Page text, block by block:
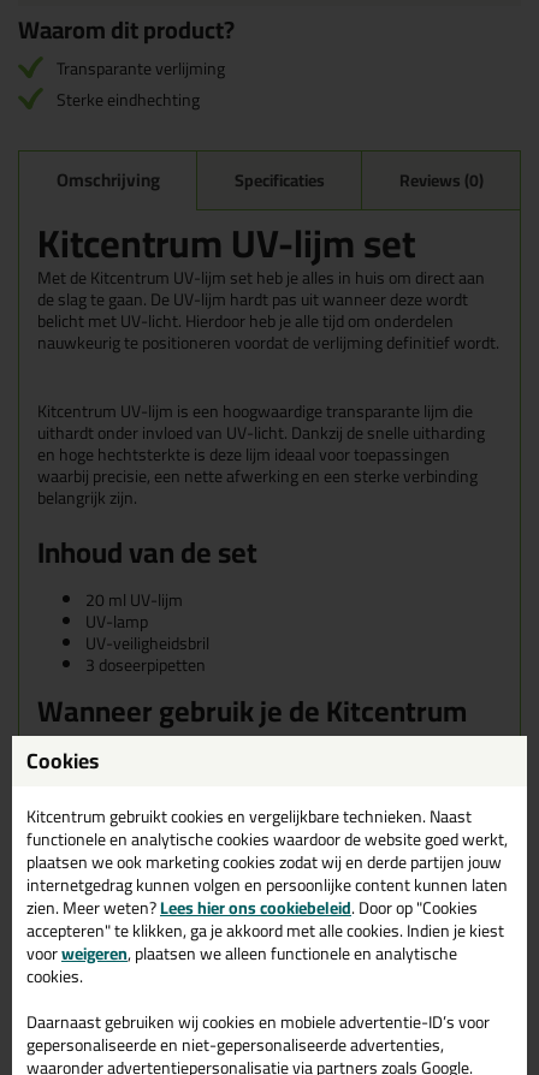
Waarom dit product?
Transparante verlijming
Sterke eindhechting
Omschrijving Specificaties Reviews (0)
Kitcentrum UV-lijm set
Met de Kitcentrum UV-lijm set heb je alles in huis om direct aan
de slag te gaan. De UV-lijm hardt pas uit wanneer deze wordt
belicht met UV-licht. Hierdoor heb je alle tijd om onderdelen
nauwkeurig te positioneren voordat de verlijming definitief wordt.
Kitcentrum UV-lijm is een hoogwaardige transparante lijm die
uithardt onder invloed van UV-licht. Dankzij de snelle uitharding
en hoge hechtsterkte is deze lijm ideaal voor toepassingen
waarbij precisie, een nette afwerking en een sterke verbinding
belangrijk zijn.
Inhoud van de set
20 ml UV-lijm
UV-lamp
UV-veiligheidsbril
3 doseerpipetten
Wanneer gebruik je de Kitcentrum
UV-lijm?
Caravan- en camperruiten
Kunststofverbindingen
Elektronica en technische assemblage
Interieur- en meubeltoepassingen
Verlijming van kleine componenten
Industriële toepassingen waarbij snelheid en precisie
belangrijk zijn
Tips voor een optimaal resultaat
Gebruik een UV-lamp met de juiste golflengte
Cookies
Kitcentrum gebruikt cookies en vergelijkbare technieken. Naast
functionele en analytische cookies waardoor de website goed werkt,
plaatsen we ook marketing cookies zodat wij en derde partijen jouw
internetgedrag kunnen volgen en persoonlijke content kunnen laten
zien. Meer weten?Lees hier ons cookiebeleid. Door op "Cookies
accepteren" te klikken, ga je akkoord met alle cookies. Indien je kiest
voorweigeren, plaatsen we alleen functionele en analytische
cookies.
Daarnaast gebruiken wij cookies en mobiele advertentie-ID’s voor
gepersonaliseerde en niet-gepersonaliseerde advertenties,
waaronder advertentiepersonalisatie via partners zoals Google.